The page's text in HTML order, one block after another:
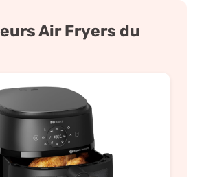
Air Fryers du